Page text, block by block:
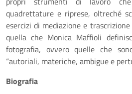
quadrettature e riprese, oltreché
esercizi di mediazione e
quella che Monica Maffioli
fotografia, ovvero quelle che
“autoriali, materiche, ambigue e
Biografia